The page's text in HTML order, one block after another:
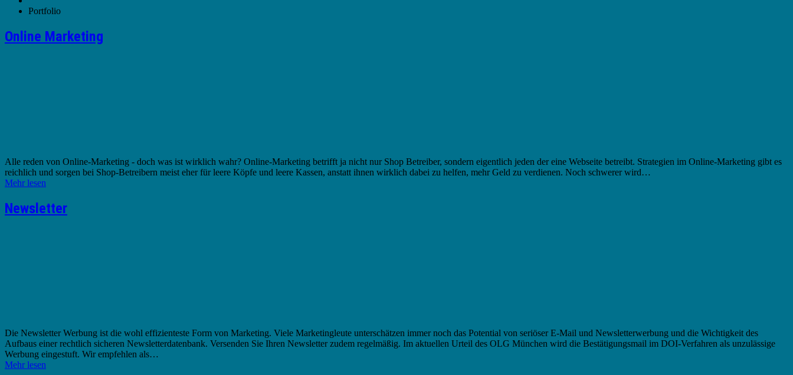
Portfolio
Online Marketing
Alle reden von Online-Marketing - doch was ist wirklich wahr? Online-Marketing betrifft ja nicht nur Shop Betreiber, sondern eigentlich jeden der eine Webseite betreibt. Strategien im Online-Marketing gibt es
reichlich und sorgen bei Shop-Betreibern meist eher für leere Köpfe und leere Kassen, anstatt ihnen wirklich dabei zu helfen, mehr Geld zu verdienen. Noch schwerer wird…
Mehr lesen
Newsletter
Die Newsletter Werbung ist die wohl effizienteste Form von Marketing. Viele Marketingleute unterschätzen immer noch das Potential von seriöser E-Mail und Newsletterwerbung und die Wichtigkeit des
Aufbaus einer rechtlich sicheren Newsletterdatenbank. Versenden Sie Ihren Newsletter zudem regelmäßig. Im aktuellen Urteil des OLG München wird die Bestätigungsmail im DOI-Verfahren als unzulässige
Werbung eingestuft. Wir empfehlen als…
Mehr lesen